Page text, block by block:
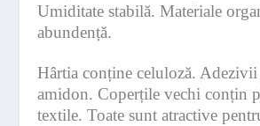
Umiditate stabilă. Materiale
abundență.
Hârtia conține celuloză.
amidon. Coperțile vechi conțin
textile. Toate sunt atractive